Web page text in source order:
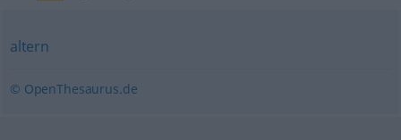
altern
© OpenThesaurus.de